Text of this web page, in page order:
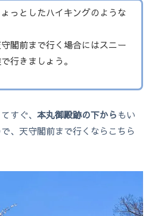
っとしたハイキングのような
閣前まで行く場合にはスニー
行きましょう。
すぐ、 本丸御殿跡の下からもい
、天守閣前まで行くならこちら